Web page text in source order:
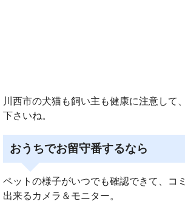
川西市の犬猫も飼い主も健康に注意して
下さいね。
おうちでお留守番するなら
ペットの様子がいつでも確認できて、コ
出来るカメラ＆モニター。